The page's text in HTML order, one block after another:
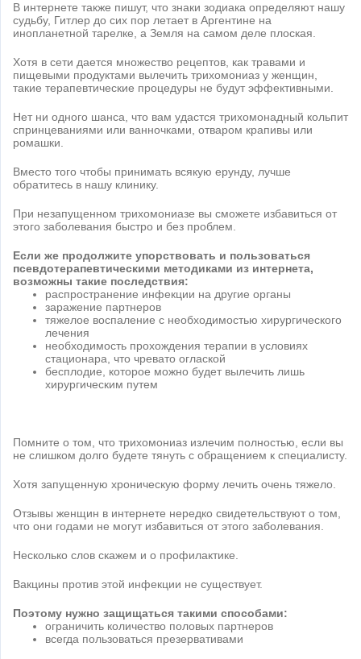
В интернете также пишут, что знаки зодиака определяют нашу
судьбу, Гитлер до сих пор летает в Аргентине на
инопланетной тарелке, а Земля на самом деле плоская.
Хотя в сети дается множество рецептов, как травами и
пищевыми продуктами вылечить трихомониаз у женщин,
такие терапевтические процедуры не будут эффективными.
Нет ни одного шанса, что вам удастся трихомонадный кольпит
спринцеваниями или ванночками, отваром крапивы или
ромашки.
Вместо того чтобы принимать всякую ерунду, лучше
обратитесь в нашу клинику.
При незапущенном трихомониазе вы сможете избавиться от
этого заболевания быстро и без проблем.
Если же продолжите упорствовать и пользоваться
псевдотерапевтическими методиками из интернета,
возможны такие последствия:
распространение инфекции на другие органы
заражение партнеров
тяжелое воспаление с необходимостью хирургического
лечения
необходимость прохождения терапии в условиях
стационара, что чревато оглаской
бесплодие, которое можно будет вылечить лишь
хирургическим путем
Помните о том, что трихомониаз излечим полностью, если вы
не слишком долго будете тянуть с обращением к специалисту.
Хотя запущенную хроническую форму лечить очень тяжело.
Отзывы женщин в интернете нередко свидетельствуют о том,
что они годами не могут избавиться от этого заболевания.
Несколько слов скажем и о профилактике.
Вакцины против этой инфекции не существует.
Поэтому нужно защищаться такими способами:
ограничить количество половых партнеров
всегда пользоваться презервативами